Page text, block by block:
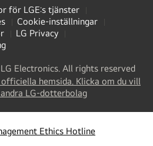
för LGE:s tjänster
Cookie-inställningar
LG Privacy
Electronics. All rights reserved
hemsida. Klicka om du vill
LG-dotterbolag(
a
new
tab
Ethics Hotline